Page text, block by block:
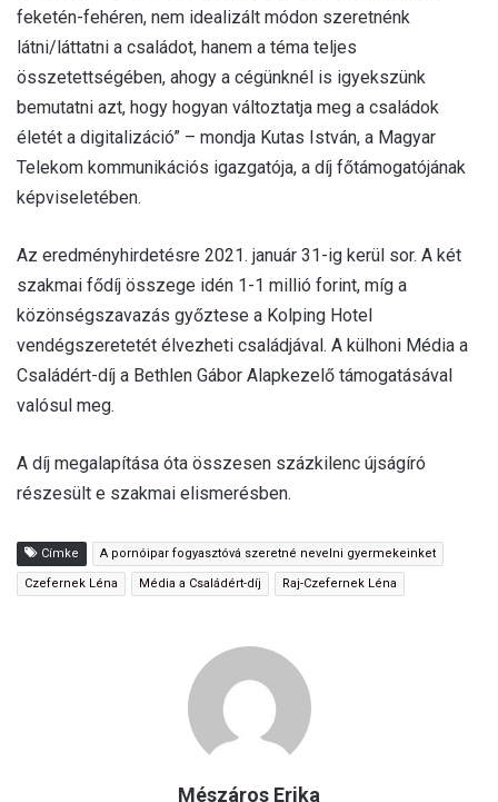
feketén-fehéren, nem idealizált módon szeretnénk
látni/láttatni a családot, hanem a téma teljes
összetettségében, ahogy a cégünknél is igyekszünk
bemutatni azt, hogy hogyan változtatja meg a családok
életét a digitalizáció” – mondja Kutas István, a Magyar
Telekom kommunikációs igazgatója, a díj főtámogatójának
képviseletében.
Az eredményhirdetésre 2021. január 31-ig kerül sor. A két
szakmai fődíj összege idén 1-1 millió forint, míg a
közönségszavazás győztese a Kolping Hotel
vendégszeretetét élvezheti családjával. A külhoni Média a
Családért-díj a Bethlen Gábor Alapkezelő támogatásával
valósul meg.
A díj megalapítása óta összesen százkilenc újságíró
részesült e szakmai elismerésben.
Címke A pornóipar fogyasztóvá szeretné nevelni gyermekeinket
Czefernek Léna Média a Családért-díj Raj-Czefernek Léna
Mészáros Erika